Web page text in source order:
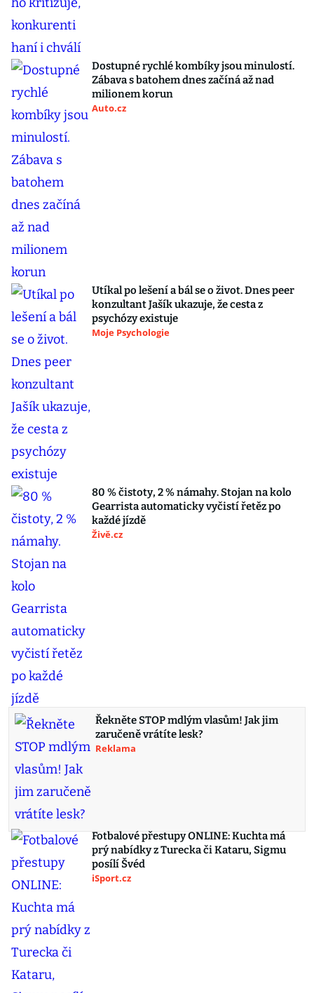
Dostupné rychlé kombíky jsou minulostí.
Zábava s batohem dnes začíná až nad
milionem korun
Auto.cz
Utíkal po lešení a bál se o život. Dnes peer
konzultant Jašík ukazuje, že cesta z
psychózy existuje
Moje Psychologie
80 % čistoty, 2 % námahy. Stojan na kolo
Gearrista automaticky vyčistí řetěz po
každé jízdě
Živě.cz
Řekněte STOP mdlým vlasům! Jak jim
zaručeně vrátíte lesk?
Reklama
Fotbalové přestupy ONLINE: Kuchta má
prý nabídky z Turecka či Kataru, Sigmu
posílí Švéd
iSport.cz